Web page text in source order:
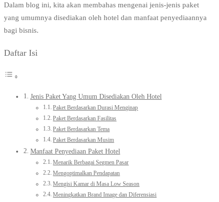
Dalam blog ini, kita akan membahas mengenai jenis-jenis paket
yang umumnya disediakan oleh hotel dan manfaat penyediaannya
bagi bisnis.
Daftar Isi
Jenis Paket Yang Umum Disediakan Oleh Hotel
Paket Berdasarkan Durasi Menginap
Paket Berdasarkan Fasilitas
Paket Berdasarkan Tema
Paket Berdasarkan Musim
Manfaat Penyediaan Paket Hotel
Menarik Berbagai Segmen Pasar
Mengoptimalkan Pendapatan
Mengisi Kamar di Masa Low Season
Meningkatkan Brand Image dan Diferensiasi